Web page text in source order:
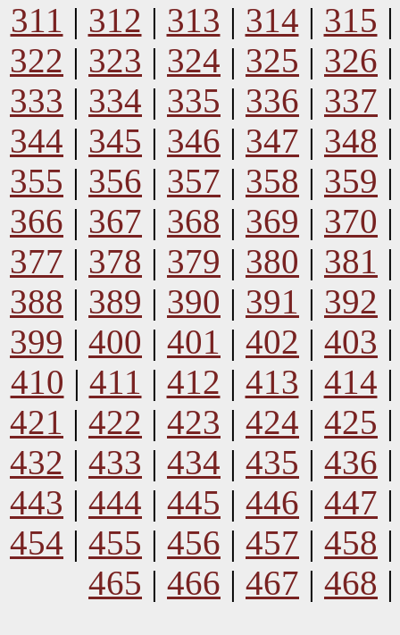
311 | 312 | 313 | 314 | 315
322 | 323 | 324 | 325 | 326
333 | 334 | 335 | 336 | 337
344 | 345 | 346 | 347 | 348
355 | 356 | 357 | 358 | 359
366 | 367 | 368 | 369 | 370
377 | 378 | 379 | 380 | 381
388 | 389 | 390 | 391 | 392
399 | 400 | 401 | 402 | 403
410 | 411 | 412 | 413 | 414
421 | 422 | 423 | 424 | 425
432 | 433 | 434 | 435 | 436
443 | 444 | 445 | 446 | 447
454 | 455 | 456 | 457 | 458
465 | 466 | 467 | 468